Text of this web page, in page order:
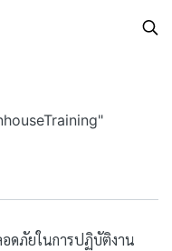
ดภัยในการปฏิบัติงาน